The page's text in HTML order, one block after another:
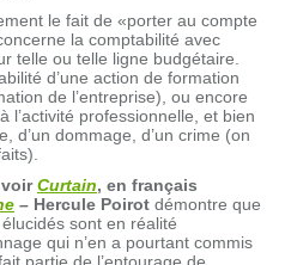
le fait de «porter au compte
la comptabilité avec
telle ou telle ligne budgétaire.
d’une action de formation
de l’entreprise), ou encore
l’activité professionnelle, et bien
d’un dommage, d’un crime (on
voirCurtain, en français
– Hercule Poirot démontre que
sont en réalité
qui n’en a pourtant commis